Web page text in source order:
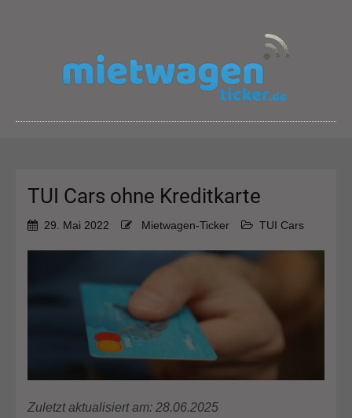
TUI Cars ohne Kreditkarte
29. Mai 2022 Mietwagen-Ticker TUI Cars
Zuletzt aktualisiert am: 28.06.2025